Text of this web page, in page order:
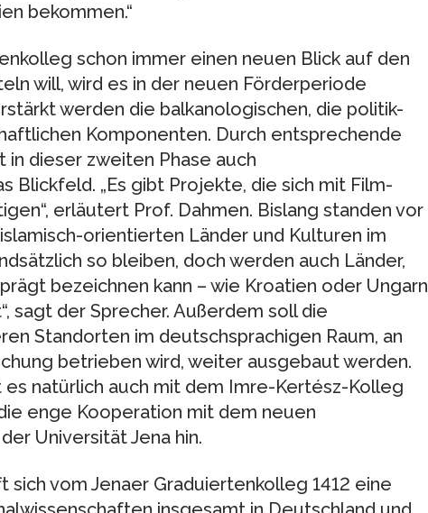
bekommen.“
schon immer einen neuen Blick auf den
will, wird es in der neuen Förderperiode
werden die balkanologischen, die politik-
Komponenten. Durch entsprechende
dieser zweiten Phase auch
Blickfeld. „Es gibt Projekte, die sich mit Film-
erläutert Prof. Dahmen. Bislang standen vor
orientierten Länder und Kulturen im
so bleiben, doch werden auch Länder,
bezeichnen kann – wie Kroatien oder Ungarn
sagt der Sprecher. Außerdem soll die
Standorten im deutschsprachigen Raum, an
betrieben wird, weiter ausgebaut werden.
natürlich auch mit dem Imre-Kertész-Kolleg
enge Kooperation mit dem neuen
Universität Jena hin.
sich vom Jenaer Graduiertenkolleg 1412 eine